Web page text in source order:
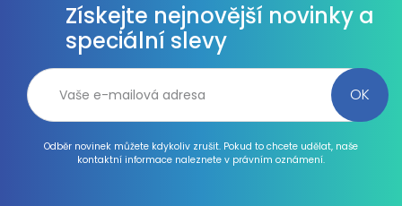
Získejte nejnovější novinky a
speciální slevy
Odběr novinek můžete kdykoliv zrušit. Pokud to chcete udělat, naše
kontaktní informace naleznete v právním oznámení.